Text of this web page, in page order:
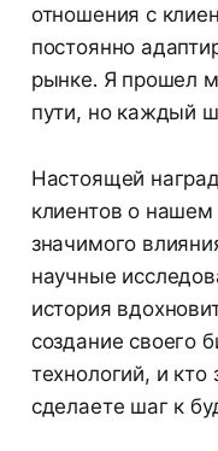
отношения с
постоянно
рынке. Я прошел
пути, но каждый
Настоящей
клиентов о
значимого
научные
история
создание своего
технологий, и
сделаете шаг к